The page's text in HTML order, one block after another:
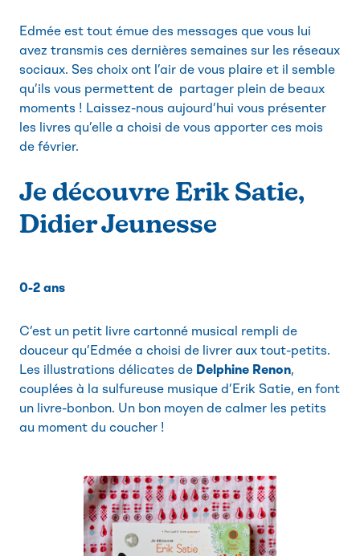
Edmée est tout émue des messages que vous lui
avez transmis ces dernières semaines sur les réseaux
sociaux. Ses choix ont l’air de vous plaire et il semble
qu’ils vous permettent de partager plein de beaux
moments ! Laissez-nous aujourd’hui vous présenter
les livres qu’elle a choisi de vous apporter ces mois
de février.
Je découvre Erik Satie,
Didier Jeunesse
0-2 ans
C’est un petit livre cartonné musical rempli de
douceur qu’Edmée a choisi de livrer aux tout-petits.
Les illustrations délicates de Delphine Renon,
couplées à la sulfureuse musique d’Erik Satie, en font
un livre-bonbon. Un bon moyen de calmer les petits
au moment du coucher !